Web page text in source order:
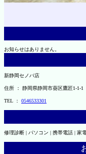
お知らせはありません。
新静岡セノバ店
住所 ： 静岡県静岡市葵区鷹匠1-1-
TEL ： 0546533301
修理診断 | パソコン | 携帯電話 | 家